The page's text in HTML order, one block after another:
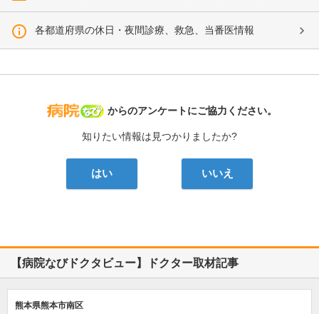
各都道府県の休日・夜間診療、救急、当番医情報
病院なび
からのアンケートにご協力ください。
知りたい情報は見つかりましたか?
はい いいえ
【病院なびドクタビュー】ドクター取材記事
熊本県熊本市南区